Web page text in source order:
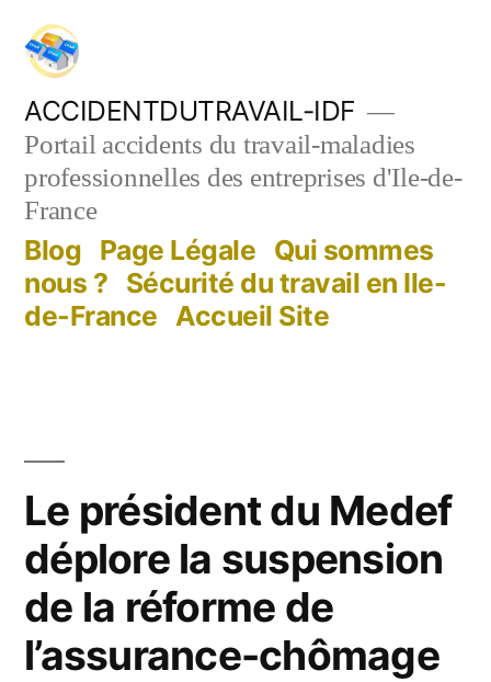
Aller
contenu
ACCIDENTDUTRAVAIL-IDF
Portail accidents du travail-maladies
professionnelles des entreprises d'Ile-de-
France
Blog Page Légale Qui sommes
nous ? Sécurité du travail en Ile-
de-France Accueil Site
Le président du Medef
déplore la suspension
de la réforme de
l’assurance-chômage